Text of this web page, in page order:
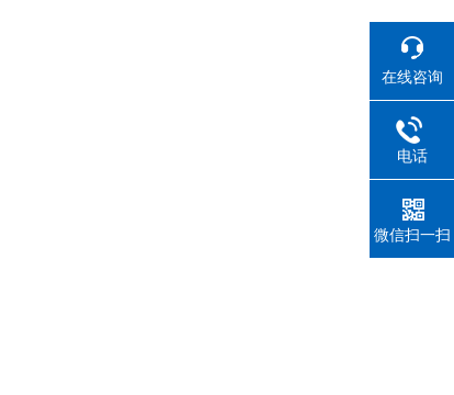
在线咨询
电话
微信扫一扫